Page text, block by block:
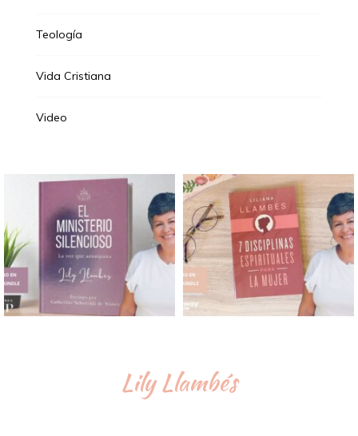
Teología
Vida Cristiana
Video
Lily Llambés